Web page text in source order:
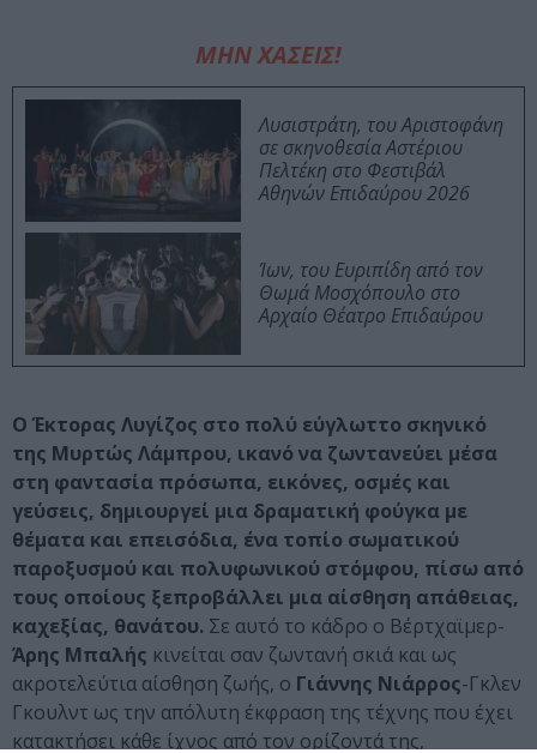
ΜΗΝ ΧΑΣΕΙΣ!
Λυσιστράτη, του Αριστοφάνη
σε σκηνοθεσία Αστέριου
Πελτέκη στο Φεστιβάλ
Αθηνών Επιδαύρου 2026
Ίων, του Ευριπίδη από τον
Θωμά Μοσχόπουλο στο
Αρχαίο Θέατρο Επιδαύρου
Ο Έκτορας Λυγίζος στο πολύ εύγλωττο σκηνικό
της Μυρτώς Λάμπρου, ικανό να ζωντανεύει μέσα
στη φαντασία πρόσωπα, εικόνες, οσμές και
γεύσεις, δημιουργεί μια δραματική φούγκα με
θέματα και επεισόδια, ένα τοπίο σωματικού
παροξυσμού και πολυφωνικού στόμφου, πίσω από
τους οποίους ξεπροβάλλει μια αίσθηση απάθειας,
καχεξίας, θανάτου. Σε αυτό το κάδρο ο Βέρτχαϊμερ-
Άρης Μπαλής κινείται σαν ζωντανή σκιά και ως
ακροτελεύτια αίσθηση ζωής, ο Γιάννης Νιάρρος-Γκλεν
Γκουλντ ως την απόλυτη έκφραση της τέχνης που έχει
κατακτήσει κάθε ίχνος από τον ορίζοντά της,